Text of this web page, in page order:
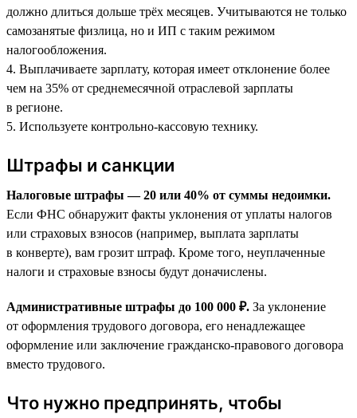
должно длиться дольше трёх месяцев. Учитываются не только
самозанятые физлица, но и ИП с таким режимом
налогообложения.
4. Выплачиваете зарплату, которая имеет отклонение более
чем на 35% от среднемесячной отраслевой зарплаты
в регионе.
5. Используете контрольно-кассовую технику.
Штрафы и санкции
Налоговые штрафы — 20 или 40% от суммы недоимки.
Если ФНС обнаружит факты уклонения от уплаты налогов
или страховых взносов (например, выплата зарплаты
в конверте), вам грозит штраф. Кроме того, неуплаченные
налоги и страховые взносы будут доначислены.
Административные штрафы до 100 000 ₽. За уклонение
от оформления трудового договора, его ненадлежащее
оформление или заключение гражданско-правового договора
вместо трудового.
Что нужно предпринять, чтобы